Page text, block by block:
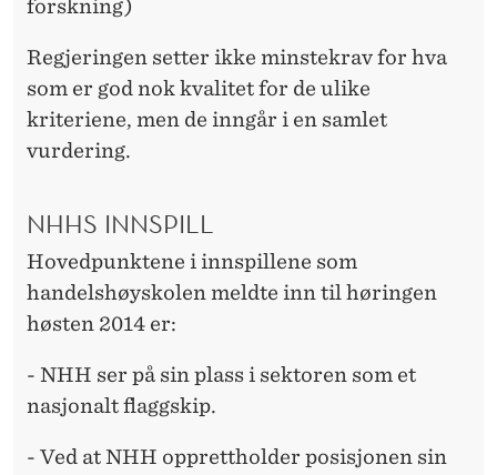
forskning)
Regjeringen setter ikke minstekrav for hva
som er god nok kvalitet for de ulike
kriteriene, men de inngår i en samlet
vurdering.
NHHS INNSPILL
Hovedpunktene i innspillene som
handelshøyskolen meldte inn til høringen
høsten 2014 er:
- NHH ser på sin plass i sektoren som et
nasjonalt flaggskip.
- Ved at NHH opprettholder posisjonen sin